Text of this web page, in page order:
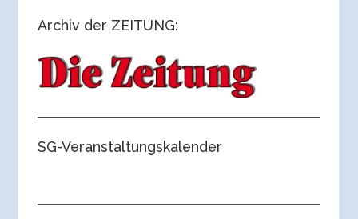
Archiv der ZEITUNG:
SG-Veranstaltungskalender